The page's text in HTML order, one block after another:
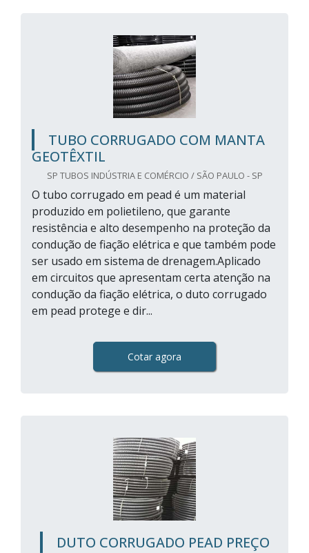
TUBO CORRUGADO COM MANTA
GEOTÊXTIL
SP TUBOS INDÚSTRIA E COMÉRCIO / SÃO PAULO - SP
O tubo corrugado em pead é um material
produzido em polietileno, que garante
resistência e alto desempenho na proteção da
condução de fiação elétrica e que também pode
ser usado em sistema de drenagem.Aplicado
em circuitos que apresentam certa atenção na
condução da fiação elétrica, o duto corrugado
em pead protege e dir...
Cotar agora
DUTO CORRUGADO PEAD PREÇO